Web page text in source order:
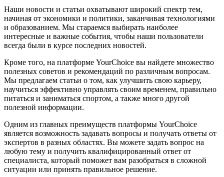
Наши новости и статьи охватывают широкий спектр тем,
начиная от экономики и политики, заканчивая технологиями
и образованием. Мы стараемся выбирать наиболее
интересные и важные события, чтобы наши пользователи
всегда были в курсе последних новостей.
Кроме того, на платформе YourChoice вы найдете множество
полезных советов и рекомендаций по различным вопросам.
Мы предлагаем статьи о том, как улучшить свою карьеру,
научиться эффективно управлять своим временем, правильно
питаться и заниматься спортом, а также много другой
полезной информации.
Одним из главных преимуществ платформы YourChoice
является возможность задавать вопросы и получать ответы от
экспертов в разных областях. Вы можете задать вопрос на
любую тему и получить квалифицированный ответ от
специалиста, который поможет вам разобраться в сложной
ситуации или принять правильное решение.